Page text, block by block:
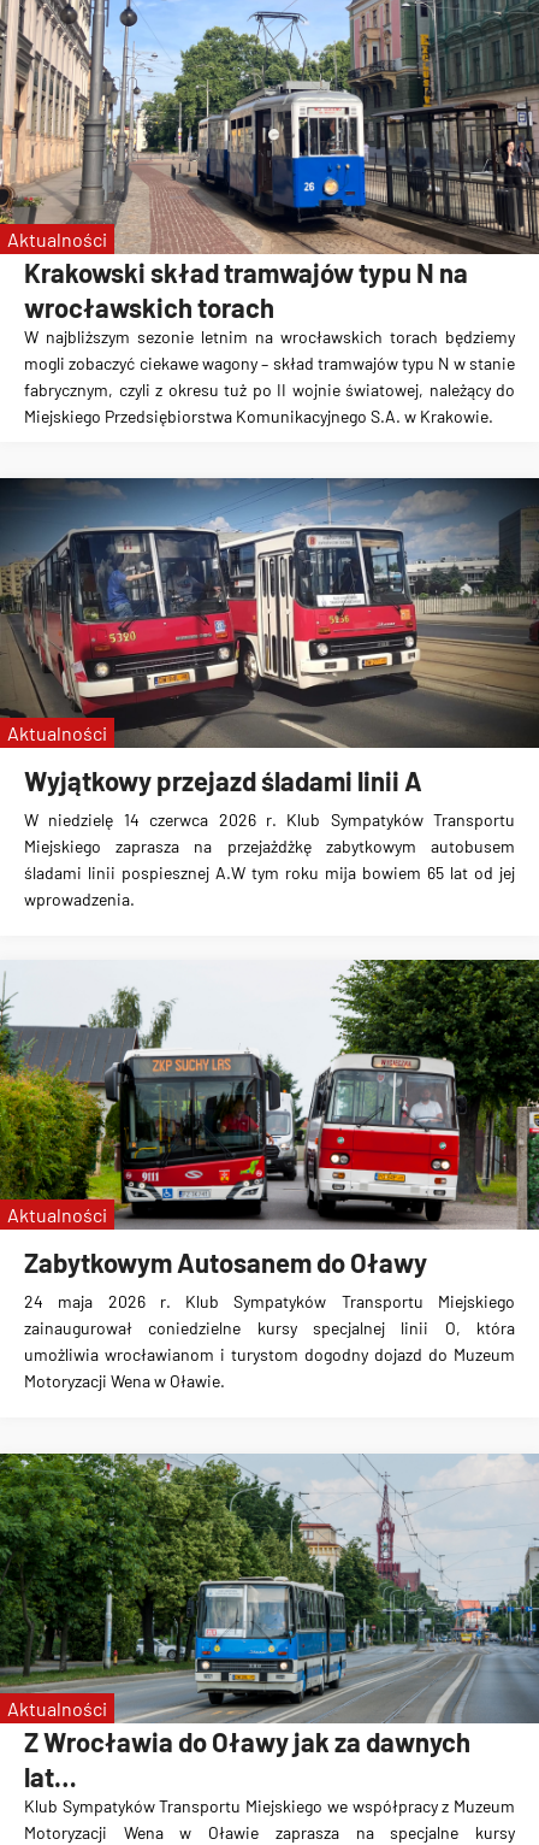
Krakowski skład tramwajów typu N na
wrocławskich torach
W najbliższym sezonie letnim na wrocławskich torach będziemy
mogli zobaczyć ciekawe wagony – skład tramwajów typu N w stanie
fabrycznym, czyli z okresu tuż po II wojnie światowej, należący do
Miejskiego Przedsiębiorstwa Komunikacyjnego S.A. w Krakowie.
Aktualności
Wyjątkowy przejazd śladami linii A
W niedzielę 14 czerwca 2026 r. Klub Sympatyków Transportu
Miejskiego zaprasza na przejażdżkę zabytkowym autobusem
śladami linii pospiesznej A.W tym roku mija bowiem 65 lat od jej
wprowadzenia.
Aktualności
Zabytkowym Autosanem do Oławy
24 maja 2026 r. Klub Sympatyków Transportu Miejskiego
zainaugurował coniedzielne kursy specjalnej linii O, która
umożliwia wrocławianom i turystom dogodny dojazd do Muzeum
Motoryzacji Wena w Oławie.
Aktualności
Z Wrocławia do Oławy jak za dawnych
lat…
Klub Sympatyków Transportu Miejskiego we współpracy z Muzeum
Motoryzacji Wena w Oławie zaprasza na specjalne kursy
Aktualności